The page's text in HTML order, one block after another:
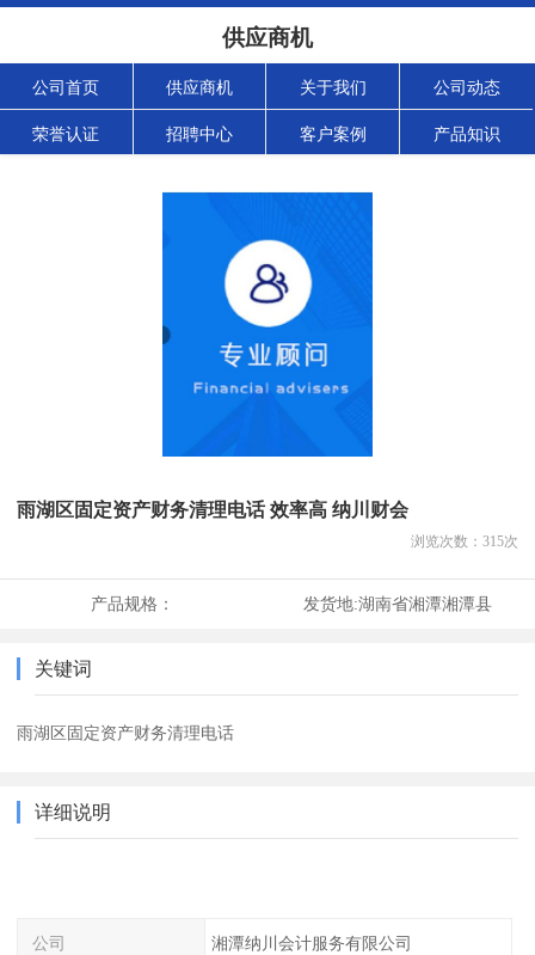
供应商机
公司首页 供应商机 关于我们 公司动态
荣誉认证 招聘中心 客户案例 产品知识
雨湖区固定资产财务清理电话 效率高 纳川财会
浏览次数： 315次
产品规格： 发货地:湖南省湘潭湘潭县
关键词
雨湖区固定资产财务清理电话
详细说明
公司 湘潭纳川会计服务有限公司